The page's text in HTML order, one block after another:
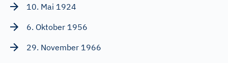
10. Mai 1924
6. Oktober 1956
29. November 1966